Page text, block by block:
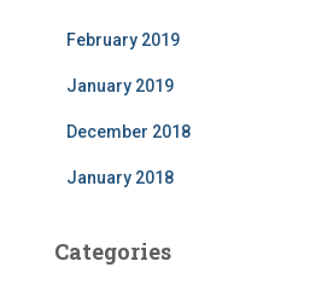
February 2019
January 2019
December 2018
January 2018
Categories